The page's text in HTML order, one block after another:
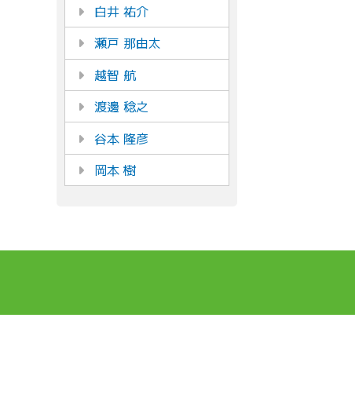
白井 祐介
瀬戸 那由太
越智 航
渡邊 稔之
谷本 隆彦
岡本 樹